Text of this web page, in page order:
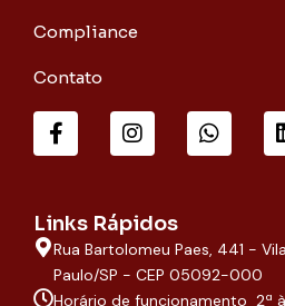
Compliance
Contato
a
c
o
o
k
-
f
n
s
g
r
a
m
h
a
p
Links Rápidos
Rua Bartolomeu Paes, 441 -
Paulo/SP - CEP 05092-000
Horário de funcionamento 2ª